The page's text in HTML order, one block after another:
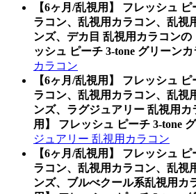
【6ヶ月/乱視用】 フレッシュ
ラコン、乱視用カラコン、乱視
ンズ、デカ目 乱視用カラコンの
ッシュ ピーチ 3-tone グリーン
カラコン
【6ヶ月/乱視用】 フレッシュ
ラコン、乱視用カラコン、乱視
ンズ、ラグジュアリー 乱視用
用】 フレッシュ ピーチ 3-tone
ジュアリー 乱視用カラコン
【6ヶ月/乱視用】 フレッシュ
ラコン、乱視用カラコン、乱視
ンズ、ブルべクール系乱視用カ